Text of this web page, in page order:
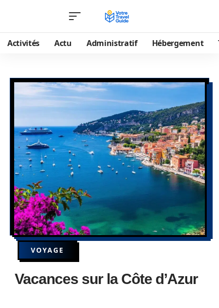
Activités Actu Administratif Hébergement
VOYAGE
Vacances sur la Côte d’Azur